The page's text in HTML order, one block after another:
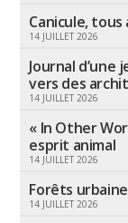
Canicule, tous
14 JUILLET 2026
Journal
vers des
14 JUILLET 2026
« In Other
esprit animal
14 JUILLET 2026
Forêts
14 JUILLET 2026